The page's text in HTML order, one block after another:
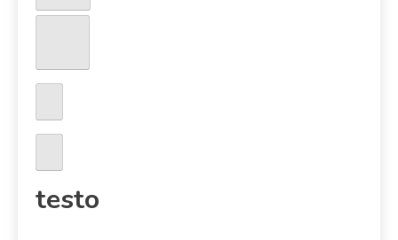
testo